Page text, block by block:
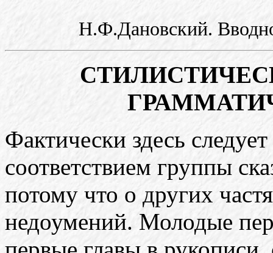
Н.Ф.Дановский.
Фактически здесь
соответствием группы
потому что о других
недоумений. Молодые